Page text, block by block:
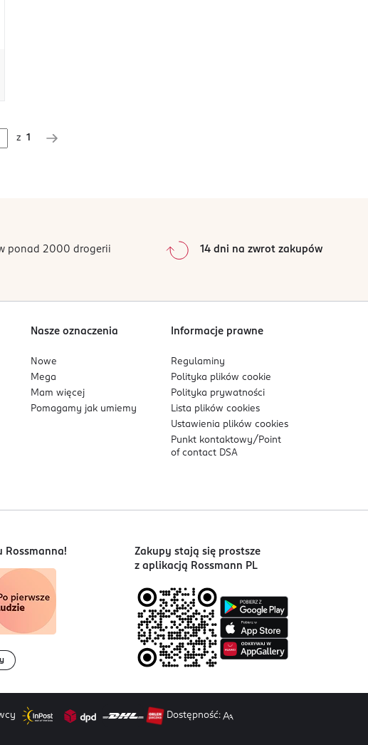
z 1
ponad 2000 drogerii 14 dni na zwrot zakupów
Nasze oznaczenia
Nowe
Mega
Mam więcej
Pomagamy jak umiemy
Informacje prawne
Regulaminy
Polityka plikówcookie
Polityka prywatności
Lista plikówcookies
Ustawienia plikówcookies
Punkt kontaktowy/ Point
of contact DSA
Rossmanna!
Zakupy stają się prostsze
z aplikacją Rossmann PL
Dostępność: